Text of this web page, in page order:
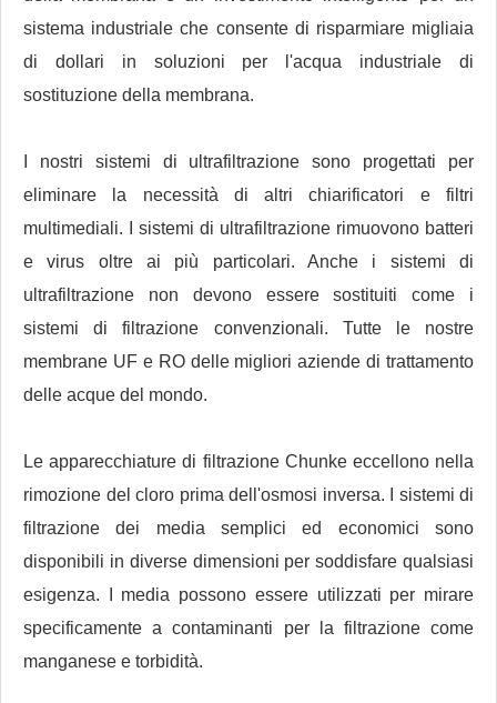
sistema industriale che consente di risparmiare migliaia
di dollari in soluzioni per l'acqua industriale di
sostituzione della membrana.
I nostri sistemi di ultrafiltrazione sono progettati per
eliminare la necessità di altri chiarificatori e filtri
multimediali. I sistemi di ultrafiltrazione rimuovono batteri
e virus oltre ai più particolari. Anche i sistemi di
ultrafiltrazione non devono essere sostituiti come i
sistemi di filtrazione convenzionali. Tutte le nostre
membrane UF e RO delle migliori aziende di trattamento
delle acque del mondo.
Le apparecchiature di filtrazione Chunke eccellono nella
rimozione del cloro prima dell'osmosi inversa. I sistemi di
filtrazione dei media semplici ed economici sono
disponibili in diverse dimensioni per soddisfare qualsiasi
esigenza. I media possono essere utilizzati per mirare
specificamente a contaminanti per la filtrazione come
manganese e torbidità.